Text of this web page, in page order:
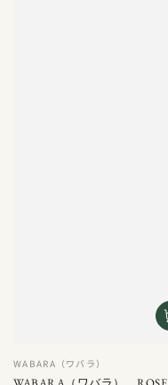
ベ
ン
WABARA（ワバラ）